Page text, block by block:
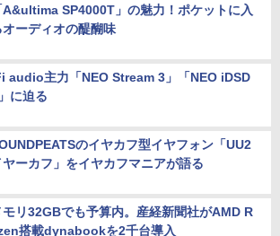
A&ultima SP4000T」の魅力！ポケットに入
オーディオの醍醐味
audio主力「NEO Stream 3」「NEO iDSD
に迫る
のイヤカフ型イヤフォン「UU2
ヤーカフ」をイヤカフマニアが語る
モリ32GBでも予算内。産経新聞社がAMD R
搭載dynabookを2千台導入